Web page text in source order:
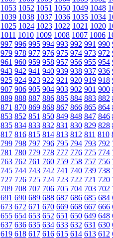
1053 1052 1051 1050 1049 1048
1039 1038 1037 1036 1035 1034
1025 1024 1023 1022 1021 1020
1011 1010 1009 1008 1007 1006
997 996 995 994 993 992 991 990
979 978 977 976 975 974 973 972
961 960 959 958 957 956 955 954
943 942 941 940 939 938 937 936
925 924 923 922 921 920 919 918
907 906 905 904 903 902 901 900
889 888 887 886 885 884 883 882
871 870 869 868 867 866 865 864
853 852 851 850 849 848 847 846
835 834 833 832 831 830 829 828
817 816 815 814 813 812 811 810
799 798 797 796 795 794 793 792
781 780 779 778 777 776 775 774
763 762 761 760 759 758 757 756
745 744 743 742 741 740 739 738
727 726 725 724 723 722 721 720
709 708 707 706 705 704 703 702
691 690 689 688 687 686 685 684
673 672 671 670 669 668 667 666
655 654 653 652 651 650 649 648
637 636 635 634 633 632 631 630
619 618 617 616 615 614 613 612